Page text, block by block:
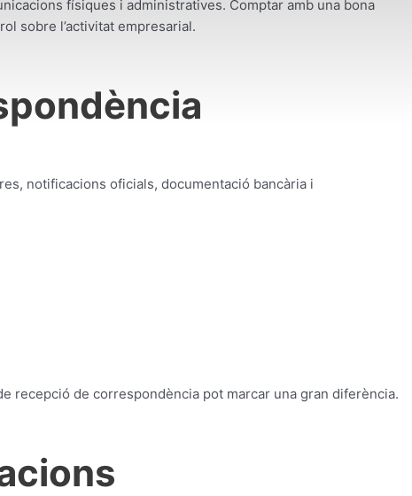
físiques i administratives. Comptar amb una bona
sobre l’activitat empresarial.
notificacions oficials, documentació bancària i
recepció de correspondència pot marcar una gran diferència.